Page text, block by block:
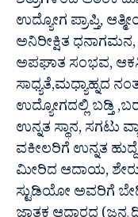
ಉದ್ಯೋಗ ಪ್ರಾಪ್ತಿ,
ಅನಿರೀಕ್ಷಿತ
ಅಪಘಾತ ಸಂಭವ,
ಸಾಧ್ಯತೆ,ಮಧ್ಯಾಹ್ನದ
ಉದ್ಯೋಗದಲ್ಲಿ ಬಡ್ತಿ
ಉನ್ನತ ಸ್ಥಾನ, ಸಗಟು
ವಕೀಲರಿಗೆ ಉನ್ನತ
ಮೀರಿದ ಆದಾಯ,
ಸ್ಟುಡಿಯೋ ಅವರಿಗೆ